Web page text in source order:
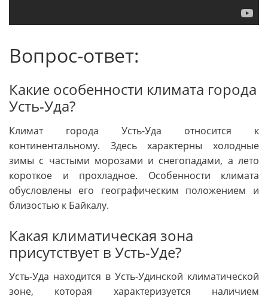
Вопрос-ответ:
Какие особенности климата города
Усть-Уда?
Климат города Усть-Уда относится к
континентальному. Здесь характерны холодные
зимы с частыми морозами и снегопадами, а лето
короткое и прохладное. Особенности климата
обусловлены его географическим положением и
близостью к Байкалу.
Какая климатическая зона
присутствует в Усть-Уде?
Усть-Уда находится в Усть-Удинской климатической
зоне, которая характеризуется наличием